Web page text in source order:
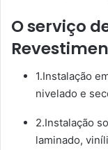
O serviço
1.Instalação
nivelado e
2.Instalação
laminado,